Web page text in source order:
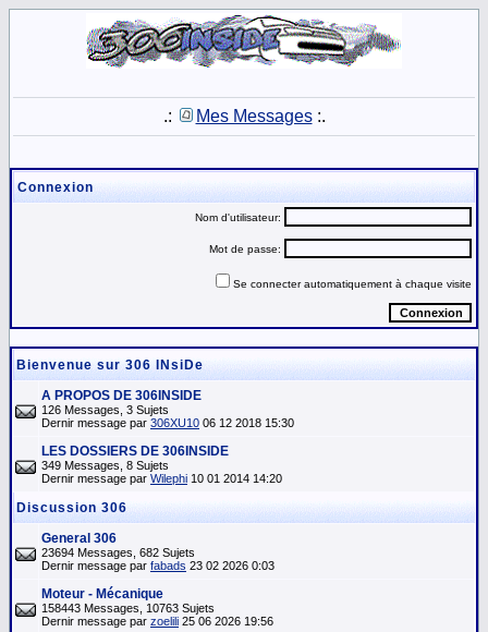
.: Mes Messages:.
Connexion
Nom d'utilisateur:
Mot de passe:
Se connecter automatiquement à chaque visite
Bienvenue sur 306 INsiDe
A PROPOS DE 306INSIDE
126 Messages, 3 Sujets
Dernir message par 306XU10 06 12 2018 15:30
LES DOSSIERS DE 306INSIDE
349 Messages, 8 Sujets
Dernir message par Wilephi 10 01 2014 14:20
Discussion 306
General 306
23694 Messages, 682 Sujets
Dernir message par fabads 23 02 2026 0:03
Moteur - Mécanique
158443 Messages, 10763 Sujets
Dernir message par zoelili 25 06 2026 19:56